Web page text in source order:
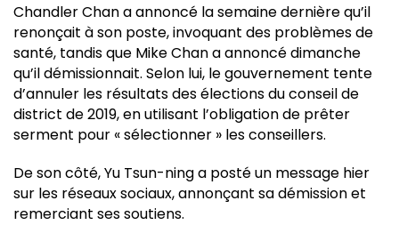
Chandler Chan a annoncé la semaine dernière qu’il
renonçait à son poste, invoquant des problèmes de
santé, tandis que Mike Chan a annoncé dimanche
qu’il démissionnait. Selon lui, le gouvernement tente
d’annuler les résultats des élections du conseil de
district de 2019, en utilisant l’obligation de prêter
serment pour « sélectionner » les conseillers.
De son côté, Yu Tsun-ning a posté un message hier
sur les réseaux sociaux, annonçant sa démission et
remerciant ses soutiens.